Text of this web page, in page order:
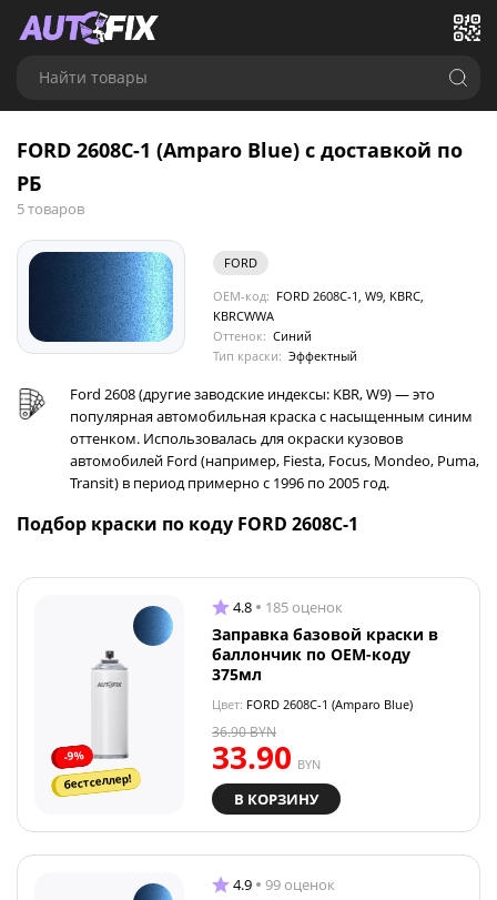
Найти товары
FORD 2608C-1 (Amparo Blue) с доставкой по
РБ
5 товаров
FORD
OEM-код: FORD 2608C-1, W9, KBRC,
KBRCWWA
Оттенок: Синий
Тип краски: Эффектный
Ford 2608 (другие заводские индексы: KBR, W9) — это
популярная автомобильная краска с насыщенным синим
оттенком. Использовалась для окраски кузовов
автомобилей Ford (например, Fiesta, Focus, Mondeo, Puma,
Transit) в период примерно с 1996 по 2005 год.
Подбор краски по коду FORD 2608C-1
-9%
бестселлер!
4.8 185 оценок
Заправка базовой краски в
баллончик по OEM-коду
375мл
Цвет: FORD 2608C-1 (Amparo Blue)
33.90 BYN
36.90BYN
В КОРЗИНУ
4.9 99 оценок